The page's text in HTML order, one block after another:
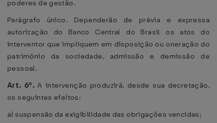
poderes de gestão.
Parágrafo único. Dependerão de prévia e expressa
autorização do Banco Central do Brasil os atos do
interventor que impliquem em disposição ou oneração do
patrimônio da sociedade, admissão e demissão de
pessoal.
Art. 6º.A intervenção produzirá, desde sua decretação,
os seguintes efeitos:
a) suspensão da exigibilidade das obrigações vencidas;